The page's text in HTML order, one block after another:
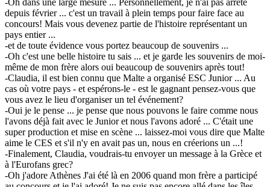
-Oh dans une large mesure ... Personnellement, je n'ai pas arrêté
depuis février ... c'est un travail à plein temps pour faire face au
concours! Mais vous devenez partie de l'histoire représentant un
pays entier ...
-et de toute évidence vous portez beaucoup de souvenirs ...
-Oh c'est une belle histoire tu sais ... et je garde les souvenirs de moi-
même de mon frère alors oui beaucoup de souvenirs après tout!
-Claudia, il est bien connu que Malte a organisé ESC Junior ... Au
cas où votre pays - et espérons-le - est le gagnant pensez-vous que
vous avez le lieu d'organiser un tel événement?
-Oui je le pense ... je pense que nous pouvons le faire comme nous
l'avons déjà fait avec le Junior et nous l'avons adoré ... C'était une
super production et mise en scène ... laissez-moi vous dire que Malte
aime le CES et s'il n'y en avait pas un, nous en créerions un ...!
-Finalement, Claudia, voudrais-tu envoyer un message à la Grèce et
à l'Eurofans grec?
-Oh j'adore Athènes J'ai été là en 2006 quand mon frère a participé